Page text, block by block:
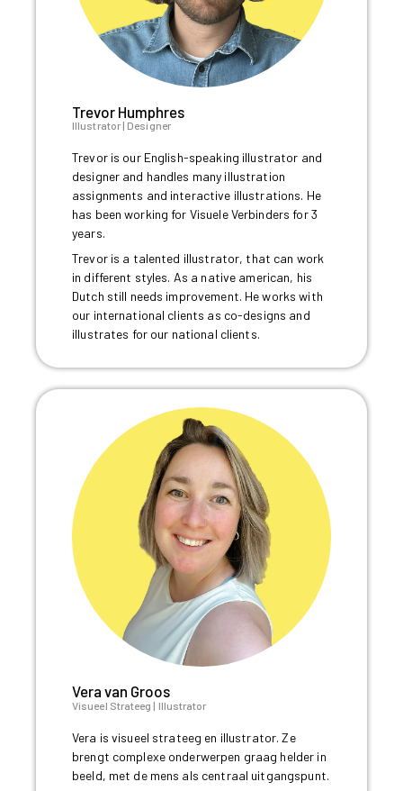
Trevor Humphres
Illustrator | Designer
Trevor is our English-speaking illustrator and
designer and handles many illustration
assignments and interactive illustrations. He
has been working for Visuele Verbinders for 3
years.
Trevor is a talented illustrator, that can work
in different styles. As a native american, his
Dutch still needs improvement. He works with
our international clients as co-designs and
illustrates for our national clients.
Vera van Groos
Visueel Strateeg | Illustrator
Vera is visueel strateeg en illustrator. Ze
brengt complexe onderwerpen graag helder in
beeld, met de mens als centraal uitgangspunt.